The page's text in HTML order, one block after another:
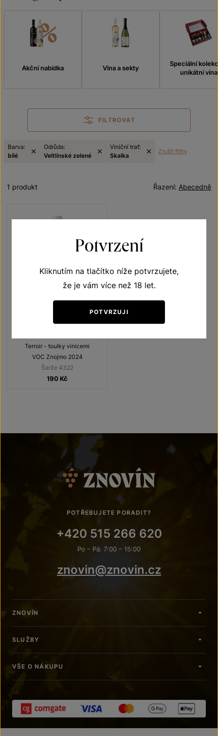
Akční nabídka Vína a sekty
Speciální
unikátní vína
FILTROVAT
Barva:
bílé
Odrůda:
Veltlínské zelené
Viniční trať:
Skalka
Zrušit filtry
Abecedně
Řazení:
1 produkt
Terroir - toulky vinicemi
VOC Znojmo 2024
Šarže 4322
190 Kč
POTŘEBUJETE PORADIT?
+420 515 266 620
Po – Pá: 7:00 – 15:00
znovin@znovin.cz
ZNOVÍN
SLUŽBY
VŠE O NÁKUPU
Potvrzení
Kliknutím na tlačítko níže potvrzujete,
že je vám více než 18 let.
POTVRZUJI